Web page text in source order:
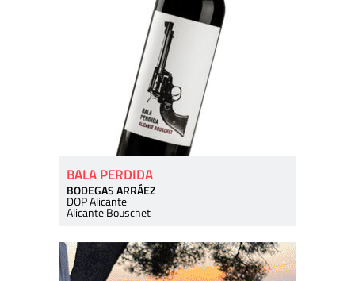
BALA PERDIDA
BODEGAS ARRÁEZ
DOP Alicante
Alicante Bouschet